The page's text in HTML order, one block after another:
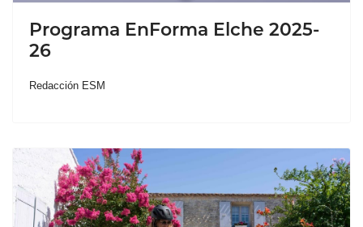
Programa EnForma Elche 2025-
26
Redacción ESM